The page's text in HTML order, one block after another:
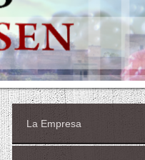
La Empresa